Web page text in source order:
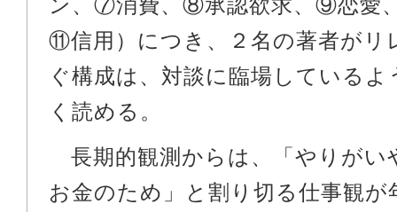
ン、⑦消費、⑧承認欲求、⑨恋愛
⑪信用）につき、２名の著者がリ
ぐ構成は、対談に臨場しているよ
く読める。
長期的観測からは、「やりがい
お金のため」と割り切る仕事観が